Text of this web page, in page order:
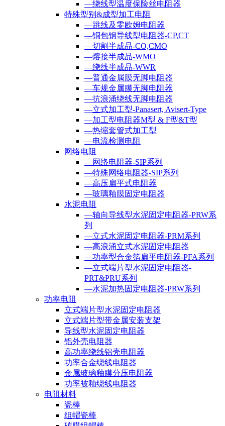
—绕线型温度保险丝电阻器
特殊型别&成型加工电阻
—跳线及零欧姆电阻器
—铜包钢导线型电阻器-CP,CT
—切割半成品-CO,CMO
—熔接半成品-WMO
—绕线半成品-WWR
—普通金属膜无脚电阻器
—车规金属膜无脚电阻器
—抗浪涌绕线无脚电阻器
—立式加工型-Panasert, Avisert-Type
—加工型电阻器M型 & F型&T型
—热缩套管式加工型
—电流检测电阻
网络电阻
—网络电阻器-SIP系列
—特殊网络电阻器-SIP系列
—高压扁平式电阻器
—玻璃釉膜固定电阻器
水泥电阻
—轴向导线型水泥固定电阻器-PRW系
列
—立式水泥固定电阻器-PRM系列
—高浪涌立式水泥固定电阻器
—功率型合金箔扁平电阻器-PFA系列
—立式端片型水泥固定电阻器-
PRT&PRU系列
—水泥加热固定电阻器-PRW系列
功率电阻
立式端片型水泥固定电阻器
立式端片型带金属安装支架
导线型水泥固定电阻器
铝外壳电阻器
高功率绕线铝壳电阻器
功率合金绕线电阻器
金属玻璃釉膜分压电阻器
功率被釉绕线电阻器
电阻材料
瓷棒
组帽瓷棒